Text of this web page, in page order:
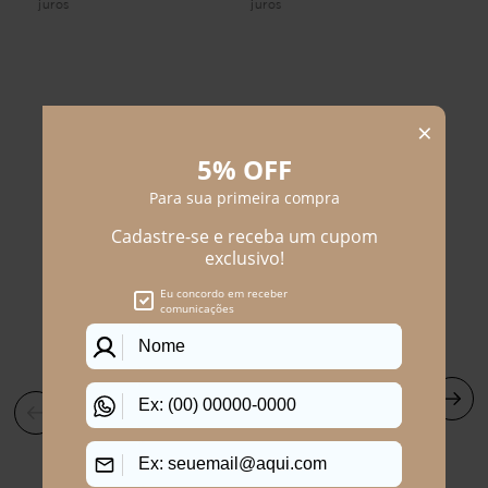
juros juros
Blusa Plus Size Feminino
Manga Curta Delicato
,90 R$ 69,90
xR$ 69,90sem juros
Shorts Plus Size Feminino
R$ 199,90 R$ 119,90